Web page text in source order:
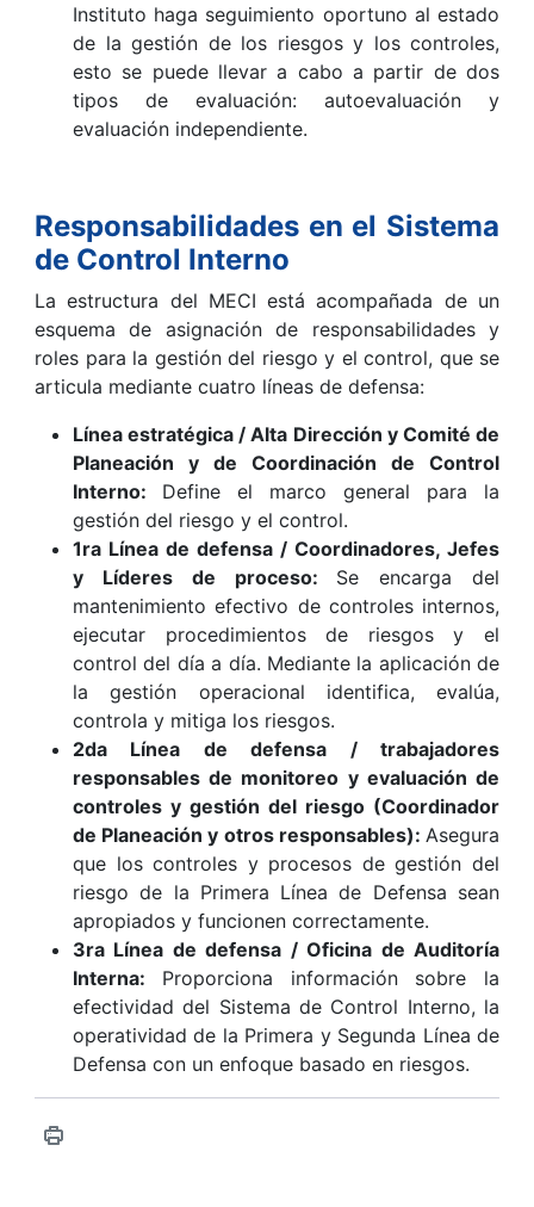
Instituto haga seguimiento oportuno al estado
de la gestión de los riesgos y los controles,
esto se puede llevar a cabo a partir de dos
tipos de evaluación: autoevaluación y
evaluación independiente.
Responsabilidades en el Sistema
de Control Interno
La estructura del MECI está acompañada de un
esquema de asignación de responsabilidades y
roles para la gestión del riesgo y el control, que se
articula mediante cuatro líneas de defensa:
Línea estratégica / Alta Dirección y Comité de
Planeación y de Coordinación de Control
Interno: Define el marco general para la
gestión del riesgo y el control.
1ra Línea de defensa / Coordinadores, Jefes
y Líderes de proceso: Se encarga del
mantenimiento efectivo de controles internos,
ejecutar procedimientos de riesgos y el
control del día a día. Mediante la aplicación de
la gestión operacional identifica, evalúa,
controla y mitiga los riesgos.
2da Línea de defensa / trabajadores
responsables de monitoreo y evaluación de
controles y gestión del riesgo (Coordinador
de Planeación y otros responsables): Asegura
que los controles y procesos de gestión del
riesgo de la Primera Línea de Defensa sean
apropiados y funcionen correctamente.
3ra Línea de defensa / Oficina de Auditoría
Interna: Proporciona información sobre la
efectividad del Sistema de Control Interno, la
operatividad de la Primera y Segunda Línea de
Defensa con un enfoque basado en riesgos.